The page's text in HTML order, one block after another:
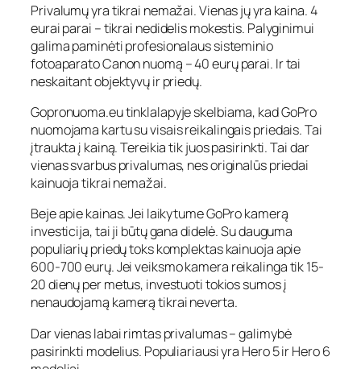
Privalumų yra tikrai nemažai. Vienas jų yra kaina. 4
eurai parai – tikrai nedidelis mokestis. Palyginimui
galima paminėti profesionalaus sisteminio
fotoaparato Canon nuomą – 40 eurų parai. Ir tai
neskaitant objektyvų ir priedų.
Gopronuoma.eu tinklalapyje skelbiama, kad GoPro
nuomojama kartu su visais reikalingais priedais. Tai
įtraukta į kainą. Tereikia tik juos pasirinkti. Tai dar
vienas svarbus privalumas, nes originalūs priedai
kainuoja tikrai nemažai.
Beje apie kainas. Jei laikytume GoPro kamerą
investicija, tai ji būtų gana didelė. Su dauguma
populiarių priedų toks komplektas kainuoja apie
600-700 eurų. Jei veiksmo kamera reikalinga tik 15-
20 dienų per metus, investuoti tokios sumos į
nenaudojamą kamerą tikrai neverta.
Dar vienas labai rimtas privalumas – galimybė
pasirinkti modelius. Populiariausi yra Hero 5 ir Hero 6